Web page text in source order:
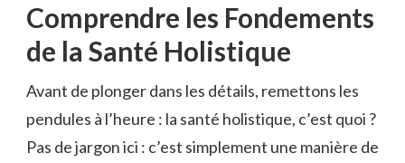
Comprendre les Fondements
de la Santé Holistique
Avant de plonger dans les détails, remettons les
pendules à l’heure : la santé holistique, c’est quoi ?
Pas de jargon ici : c’est simplement une manière de